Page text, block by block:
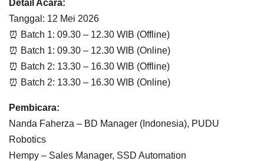
Detail Acara:
Tanggal: 12 Mei 2026
⏰ Batch 1: 09.30 – 12.30 WIB (Offline)
⏰ Batch 1: 09.30 – 12.30 WIB (Online)
⏰ Batch 2: 13.30 – 16.30 WIB (Offline)
⏰ Batch 2: 13.30 – 16.30 WIB (Online)
Pembicara:
Nanda Faherza – BD Manager (Indonesia), PUDU
Robotics
Hempy – Sales Manager, SSD Automation